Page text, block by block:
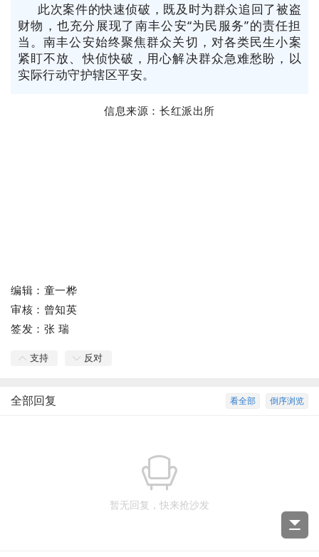
此次案件的快速侦破，既及时为群众追回了被盗
财物，也充分展现了南丰公安“为民服务”的责任担
当。南丰公安始终聚焦群众关切，对各类民生小案
紧盯不放、快侦快破，用心解决群众急难愁盼，以
实际行动守护辖区平安。
信息来源 ：长红派出所
编辑：童一桦
审核：曾知英
签发： 张 瑞
支持 反对
倒序浏览
看全部
全部回复
暂无回复，快来抢沙发